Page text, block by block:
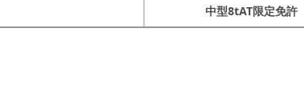
中型8tAT限定免許